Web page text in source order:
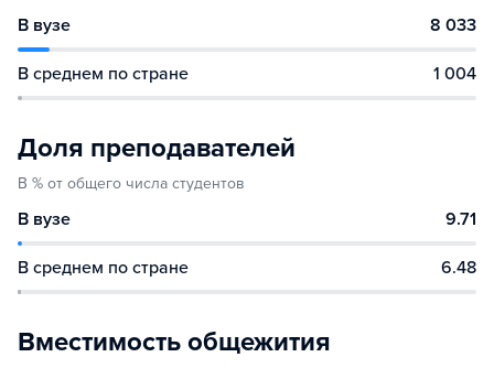
В вузе 8 033
В среднем по стране 1 004
Доля преподавателей
В % от общего числа студентов
В вузе 9.71
В среднем по стране 6.48
Вместимость общежития